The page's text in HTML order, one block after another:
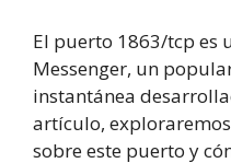
El puerto 1863/tcp es
Messenger, un
instantánea
artículo,
sobre este puerto y